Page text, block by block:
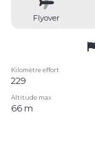
Flyover
Kilomètre effort
229
Altitude max
66 m